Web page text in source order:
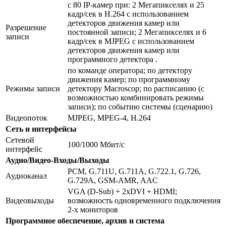
Разрешение
записи
с 80 IP-камер при: 2 Мегапикселях и 25
кадр/сек в H.264 с использованием
детекторов движения камер или
постоянной записи; 2 Мегапикселях и 6
кадр/сек в MJPEG с использованием
детекторов движения камер или
программного детектора .
Режимы записи
по команде оператора; по детектору
движения камер; по программному
детектору Macroscop; по расписанию (с
возможностью комбинировать режимы
записи); по событию системы (сценарию)
Видеопоток
MJPEG, MPEG-4, H.264
Сеть и интерфейсы
Сетевой
интерфейс
100/1000 Мбит/с
Аудио/Видео-Входы/Выходы
Аудиоканал
PCM, G.711U, G.711A, G.722.1, G.726,
G.729A, GSM-AMR, AAC
Видеовыходы
VGA (D-Sub) + 2xDVI + HDMI;
возможность одновременного подключения
2-х мониторов
Программное обеспечение, архив и система